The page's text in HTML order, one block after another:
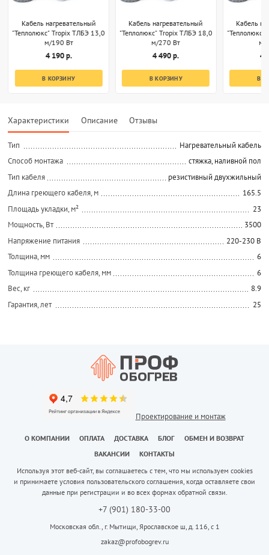
Кабель нагревательный
"Теплолюкс" Tropix ТЛБЭ 13,0
м/190 Вт
4 190 р.
В КОРЗИНУ
Кабель нагревательный
"Теплолюкс" Tropix ТЛБЭ 18,0
м/270 Вт
4 490 р.
В КОРЗИНУ
Кабель
"Теплолюкс"
м/
4
В
Характеристики Описание Отзывы
Тип
Нагревательный кабель
Способ монтажа
стяжка, наливной пол
Тип кабеля
резистивный двухжильный
Длина греющего кабеля, м
165.5
Площадь укладки, м²
23
Мощность, Вт
3500
Напряжение питания
220-230 В
Толщина, мм
6
Толщина греющего кабеля, мм
6
Вес, кг
8.9
Гарантия, лет
25
Проектирование и монтаж
О КОМПАНИИ ОПЛАТА ДОСТАВКА БЛОГ
ОБМЕН И ВОЗВРАТ
ВАКАНСИИ
КОНТАКТЫ
Используя этот веб-сайт, вы соглашаетесь с тем, что мы используем cookies
и принимаете условия пользовательского соглашения, когда оставляете свои
данные при регистрации и во всех формах обратной связи.
+7 (901) 180-33-00
Московская обл., г. Мытищи, Ярославское ш, д. 116, с 1
zakaz@profobogrev.ru